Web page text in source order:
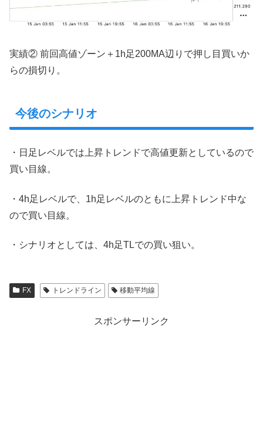
実績② 前回高値ゾーン＋1h足200MA辺りで押し目買いか
らの損切り。
今後のシナリオ
・日足レベルでは上昇トレンドで高値更新としているので
買い目線。
・4h足レベルで、1h足レベルのともに上昇トレンド中な
ので買い目線。
・シナリオとしては、4h足TLでの買い狙い。
FX トレンドライン 移動平均線
スポンサーリンク